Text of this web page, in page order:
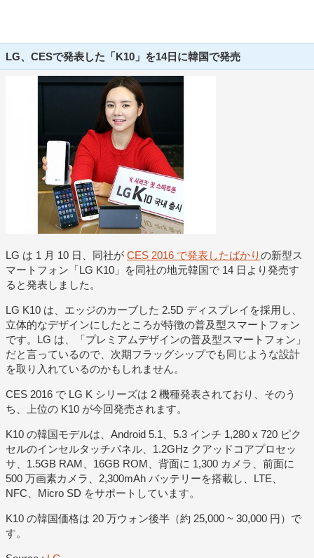
LG、CESで発表した「K10」を14日に韓国で発売
LG は 1 月 10 日、同社が CES 2016 で発表したばかりの新型ス
マートフォン「LG K10」を同社の地元韓国で 14 日より発売す
ると発表しました。
LG K10 は、エッジのカーブした 2.5D ディスプレイを採用し、
立体的なデザインにしたところが特徴の普及型スマートフォン
です。LG は、「プレミアムデザインの普及型スマートフォン」
だと言っているので、次期フラッグシップでも同じような設計
を取り入れているのかもしれません。
CES 2016 で LG K シリーズは 2 機種発表されており、そのう
ち、上位の K10 が今回発売されます。
K10 の韓国モデルは、Android 5.1、5.3 インチ 1,280 x 720 ピク
セルのインセルタッチパネル、1.2GHz クアッドコアプロセッ
サ、1.5GB RAM、16GB ROM、背面に 1,300 カメラ、前面に
500 万画素カメラ、2,300mAh バッテリーを搭載し、LTE、
NFC、Micro SD をサポートしています。
K10 の韓国価格は 20 万ウォン後半（約 25,000 ~ 30,000 円）で
す。